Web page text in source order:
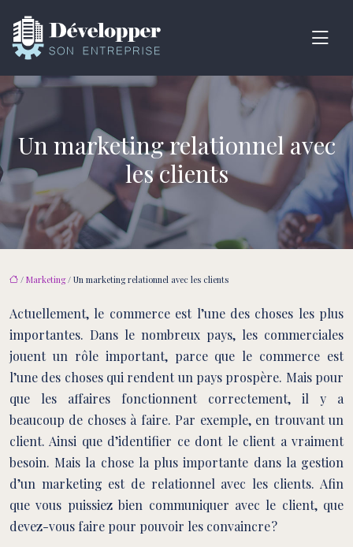
Un marketing relationnel avec
les clients
/ Marketing/ Un marketing relationnel avec les clients
Actuellement, le commerce est l’une des choses les plus
importantes. Dans le nombreux pays, les commerciales
jouent un rôle important, parce que le commerce est
l’une des choses qui rendent un pays prospère. Mais pour
que les affaires fonctionnent correctement, il y a
beaucoup de choses à faire. Par exemple, en trouvant un
client. Ainsi que d’identifier ce dont le client a vraiment
besoin. Mais la chose la plus importante dans la gestion
d’un marketing est de relationnel avec les clients. Afin
que vous puissiez bien communiquer avec le client, que
devez-vous faire pour pouvoir les convaincre ?